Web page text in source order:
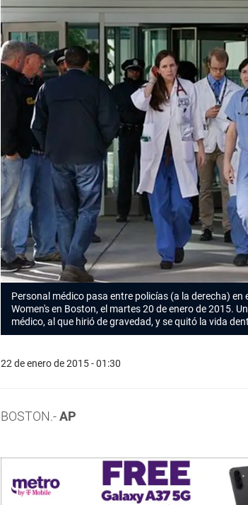
Personal médico pasa entre policías (a la derecha)
Women's en Boston, el martes 20 de enero de 2015.
médico, al que hirió de gravedad, y se quitó la vida
22 de enero de 2015 - 01:30
BOSTON.-AP